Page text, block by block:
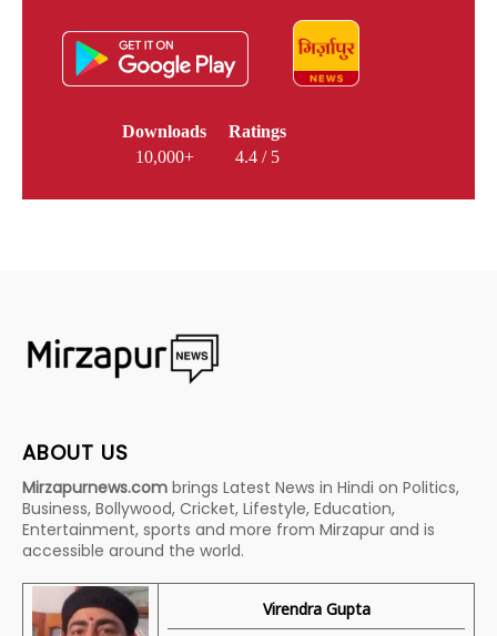
Downloads
10,000+
Ratings
4.4 / 5
ABOUT US
Mirzapurnews.com brings Latest News in Hindi on Politics,
Business, Bollywood, Cricket, Lifestyle, Education,
Entertainment, sports and more from Mirzapur and is
accessible around the world.
Virendra Gupta